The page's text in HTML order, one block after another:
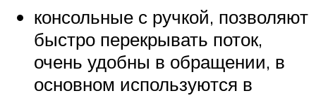
консольные с ручкой, позволяют
быстро перекрывать поток,
очень удобны в обращении, в
основном используются в